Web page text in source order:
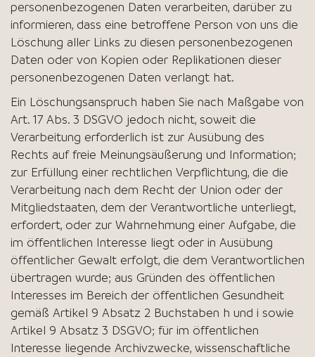
personenbezogenen Daten verarbeiten, darüber zu
informieren, dass eine betroffene Person von uns die
Löschung aller Links zu diesen personenbezogenen
Daten oder von Kopien oder Replikationen dieser
personenbezogenen Daten verlangt hat.
Ein Löschungsanspruch haben Sie nach Maßgabe von
Art. 17 Abs. 3 DSGVO jedoch nicht, soweit die
Verarbeitung erforderlich ist zur Ausübung des
Rechts auf freie Meinungsäußerung und Information;
zur Erfüllung einer rechtlichen Verpflichtung, die die
Verarbeitung nach dem Recht der Union oder der
Mitgliedstaaten, dem der Verantwortliche unterliegt,
erfordert, oder zur Wahrnehmung einer Aufgabe, die
im öffentlichen Interesse liegt oder in Ausübung
öffentlicher Gewalt erfolgt, die dem Verantwortlichen
übertragen wurde; aus Gründen des öffentlichen
Interesses im Bereich der öffentlichen Gesundheit
gemäß Artikel 9 Absatz 2 Buchstaben h und i sowie
Artikel 9 Absatz 3 DSGVO; für im öffentlichen
Interesse liegende Archivzwecke, wissenschaftliche